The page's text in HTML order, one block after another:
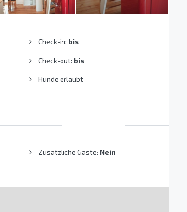
Check-in: bis
Check-out: bis
Hunde erlaubt
Zusätzliche Gäste: Nein